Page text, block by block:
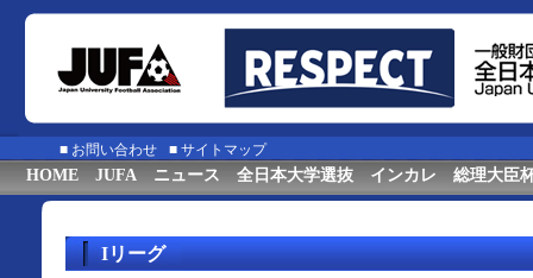
■ お問い合わせ ■ サイトマップ
HOME JUFA ニュース 全日本大学選抜 インカレ 総理大臣
Iリーグ